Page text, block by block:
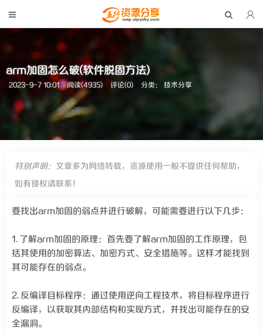
arm加固怎么破(软件脱固方法)
2023-9-7 10:01 阅读(4935) 评论(0) 分类： 技术分享
特别声明： 文章多为网络转载，资源使用一般不提供任何帮助，
如有侵权请联系！
要找出arm加固的弱点并进行破解，可能需要进行以下几步：
1. 了解arm加固的原理：首先要了解arm加固的工作原理，包
括其使用的加密算法、加密方式、安全措施等。这样才能找到
其可能存在的弱点。
2. 反编译目标程序：通过使用逆向工程技术，将目标程序进行
反编译，以获取其内部结构和实现方式，并找出可能存在的安
全漏洞。